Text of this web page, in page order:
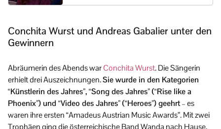
Conchita Wurst und Andreas Gabalier unter den
Gewinnern
Abräumerin des Abends warConchita Wurst. Die Sängerin
erhielt drei Auszeichnungen.Sie wurde in den Kategorien
“Künstlerin des Jahres”, “Song des Jahres” (“Rise like a
Phoenix”) und “Video des Jahres” (“Heroes”) geehrt– es
waren ihre ersten “Amadeus Austrian Music Awards”. Mit zwei
Trophäen ging die österreichische Band Wanda nach Hause.